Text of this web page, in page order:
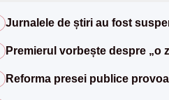
Jurnalele de știri au fost
Premierul vorbește despre „o
Reforma presei publice